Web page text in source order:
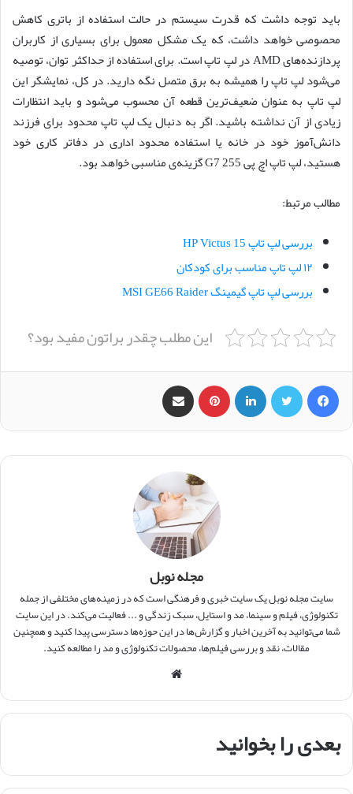
باید توجه داشت که قدرت سیستم در حالت استفاده از باتری کاهش
محصوصی خواهد داشت، که یک مشکل معمول برای بسیاری از کاربران
پردازنده‌های AMD در لپ تاپ است. برای استفاده از حداکثر توان، توصیه
می‌شود لپ تاپ را همیشه به برق متصل نگه دارید. در کل، نمایشگر این
لپ تاپ به عنوان ضعیف‌ترین قطعه آن محسوب می‌شود و باید انتظارات
زیادی از آن نداشته باشید. اگر به دنبال یک لپ تاپ محدود برای فرزند
دانش‌آموز خود در خانه یا استفاده محدود اداری در دفاتر کاری خود
هستید، لپ تاپ اچ پی 255 G7 گزینه‌ی مناسبی خواهد بود.
مطالب مرتبط:
بررسی لپ تاپ HP Victus 15
۱۲ لپ تاپ مناسب برای کودکان
بررسی لپ تاپ گیمینگ MSI GE66 Raider
این مطلب چقدر براتون مفید بود؟
‫پین‌ترست
مجله نوبل
سایت مجله نوبل یک سایت خبری و فرهنگی است که در زمینه‌های مختلفی از جمله
تکنولوژی، فیلم و سینما، مد و استایل، سبک زندگی و ... فعالیت می‌کند. در این سایت
شما می‌توانید به آخرین اخبار و گزارش‌ها در این حوزه‌ها دسترسی پیدا کنید و همچنین
مقالات، نقد و بررسی فیلم‌ها، محصولات تکنولوژی و مد را مطالعه کنید.
س
بعدی را بخوانید